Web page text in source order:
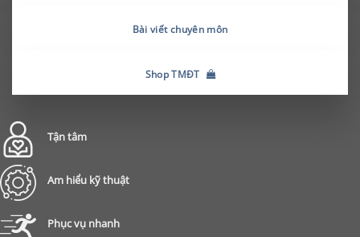
Bài viết chuyên môn
Shop TMĐT
Tận tâm
Am hiểu kỹ thuật
Phục vụ nhanh